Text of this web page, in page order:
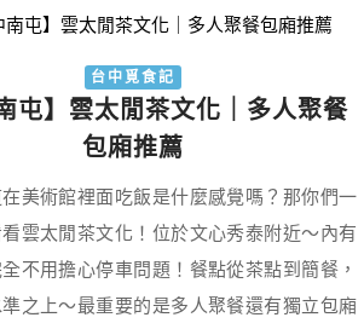
台中覓食記
屯】雲太閒茶文化｜多人聚餐
包廂推薦
美術館裡面吃飯是什麼感覺嗎？那你們一
雲太閒茶文化！位於文心秀泰附近～內有
不用擔心停車問題！餐點從茶點到簡餐，
之上～最重要的是多人聚餐還有獨立包廂